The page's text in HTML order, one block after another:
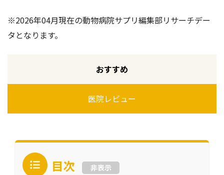
※2026年04月現在の動物病院サプリ編集部リサーチデー
タとなります。
おすすめ
医院レビュー
目次 非表示